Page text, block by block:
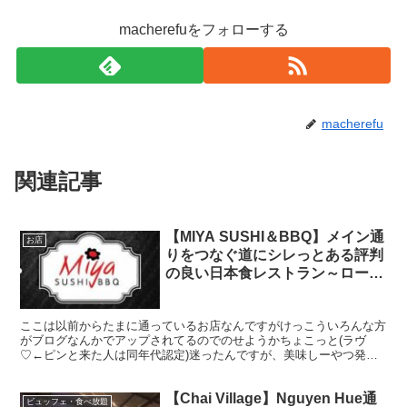
macherefuをフォローする
macherefu
関連記事
お店
【MIYA SUSHI＆BBQ】メイン通
りをつなぐ道にシレっとある評判
の良い日本食レストラン～ローカ
ここは以前からたまに通っているお店なんですがけっこういろんな方
がブログなんかでアップされてるのでのせようかちょこっと(ラヴ
♡←ピンと来た人は同年代認定)迷ったんですが、美味しーやつ発見
ビュッフェ・食べ放題 【Chai Village】Nguyen Hue通